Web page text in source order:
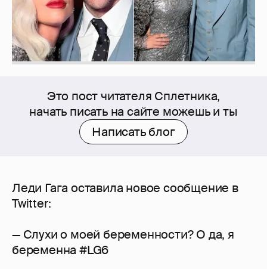
Это пост читателя Сплетника,
начать писать на сайте можешь и ты
Написать блог
Леди Гага оставила новое сообщение в
Twitter:
— Слухи о моей беременности? О да, я
беременна #LG6